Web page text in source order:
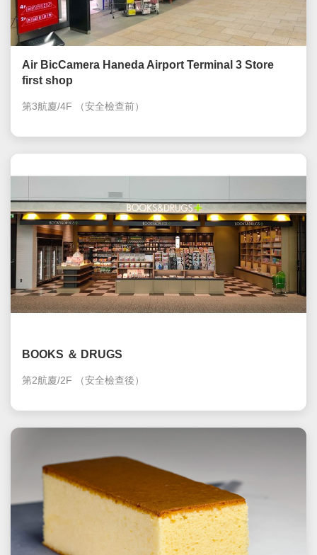
Air BicCamera Haneda Airport Terminal 3 Store
first shop
第3航廈/4F （安全檢查前）
BOOKS ＆ DRUGS
第2航廈/2F （安全檢查後）